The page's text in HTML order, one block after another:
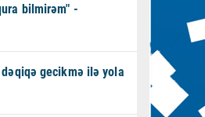
bilmirəm" -
gecikmə ilə yola